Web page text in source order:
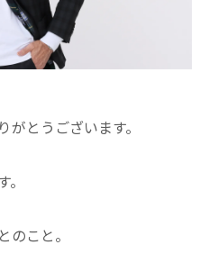
とうございます。
のこと。